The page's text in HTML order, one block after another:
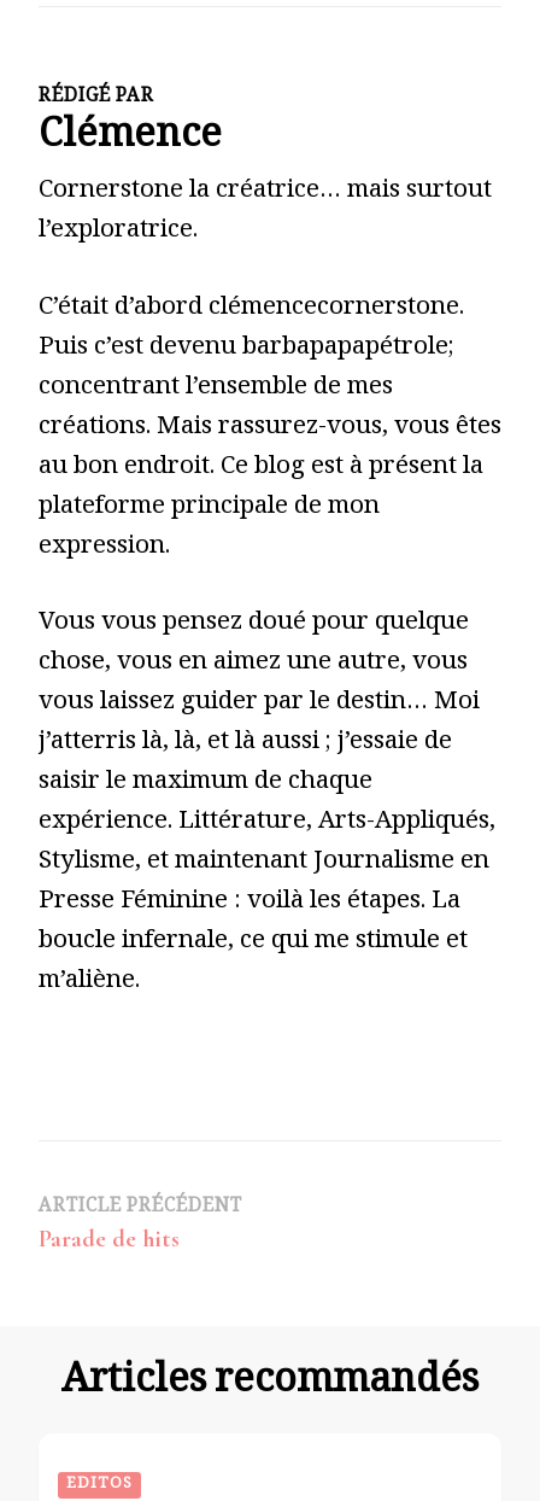
RÉDIGÉ PAR
Clémence
Cornerstone la créatrice… mais surtout
l’exploratrice.
C’était d’abord clémencecornerstone.
Puis c’est devenu barbapapapétrole;
concentrant l’ensemble de mes
créations. Mais rassurez-vous, vous êtes
au bon endroit. Ce blog est à présent la
plateforme principale de mon
expression.
Vous vous pensez doué pour quelque
chose, vous en aimez une autre, vous
vous laissez guider par le destin… Moi
j’atterris là, là, et là aussi ; j’essaie de
saisir le maximum de chaque
expérience. Littérature, Arts-Appliqués,
Stylisme, et maintenant Journalisme en
Presse Féminine : voilà les étapes. La
boucle infernale, ce qui me stimule et
m’aliène.
Navigation
d’article
ARTICLE PRÉCÉDENT
Parade de hits
Articles recommandés
EDITOS